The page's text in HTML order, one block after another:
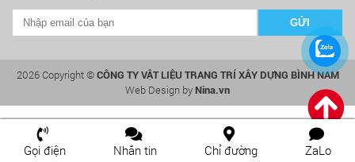
2026 Copyright ©CÔNG TY VẬT LIỆU TRANG TRÍ XÂY DỰNG BÌNH NAM
Web Design by Nina.vn
Gọi điện Nhắn tin Chỉ đường ZaLo